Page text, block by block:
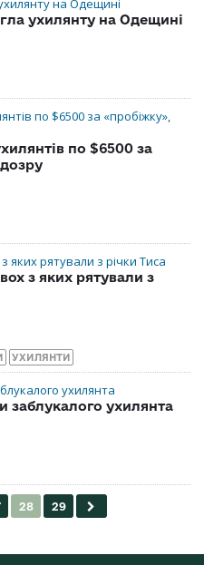
ухилянту на Одещині
по $6500 за
з яких рятували з
УХИЛЯНТИ
заблукалого ухилянта